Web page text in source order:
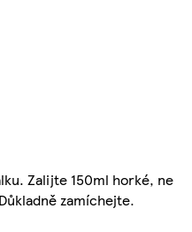
Zalijte 150ml horké, ne
zamíchejte.